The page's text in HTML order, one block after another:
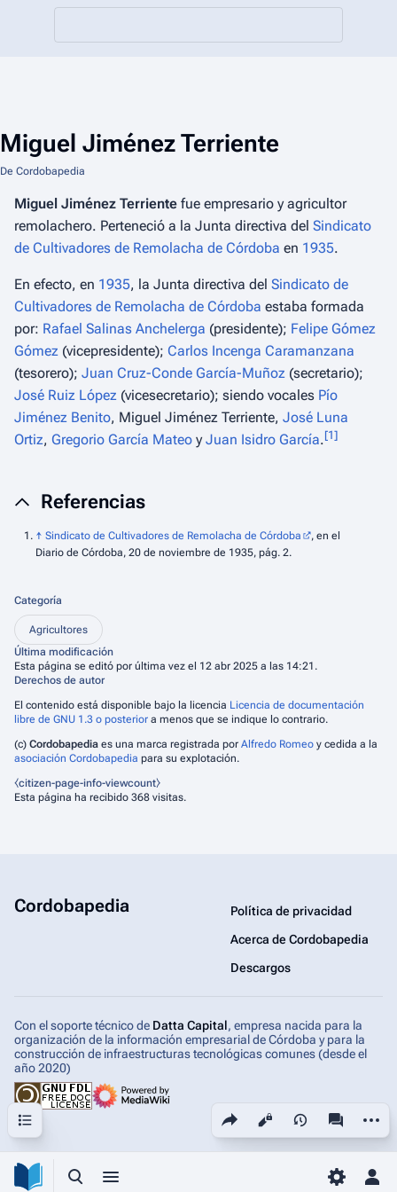
Búsqueda alternativa
Menú alternativo Toggle
Miguel Jiménez Terriente
De Cordobapedia
Comparte esta página
Vistas associated-
Miguel Jiménez Terriente fue empresario y agricultor
remolachero. Perteneció a la Junta directiva del Sindicato
de Cultivadores de Remolacha de Córdoba en 1935.
En efecto, en 1935, la Junta directiva del Sindicato de
Cultivadores de Remolacha de Córdoba estaba formada
por: Rafael Salinas Anchelerga (presidente); Felipe Gómez
Gómez (vicepresidente); Carlos Incenga Caramanzana
(tesorero); Juan Cruz-Conde García-Muñoz (secretario);
José Ruiz López (vicesecretario); siendo vocales Pío
Jiménez Benito, Miguel Jiménez Terriente, José Luna
Ortiz, Gregorio García Mateo yJuan Isidro García.[1]
Referencias
↑ Sindicato de Cultivadores de Remolacha de Córdoba
, en el
Diario de Córdoba, 20 de noviembre de 1935, pág. 2.
Sumario
Categoría
Agricultores
Última modificación
Esta página se editó por última vez el 12 abr 2025 a las 14:21.
Derechos de autor
El contenido está disponible bajo la licencia Licencia de documentación
libre de GNU 1.3 o posterior a menos que se indique lo contrario.
(c) Cordobapedia es una marca registrada por Alfredo Romeo y cedida a la
asociación Cordobapedia para su explotación.
⧼citizen-page-info-viewcount⧽
Esta página ha recibido 368 visitas.
Cordobapedia
Política de privacidad
Acerca de Cordobapedia
Descargos
Con el soporte técnico de Datta Capital, empresa nacida para la
organización de la información empresarial de Córdoba y para la
construcción de infraestructuras tecnológicas comunes (desde el
año 2020)